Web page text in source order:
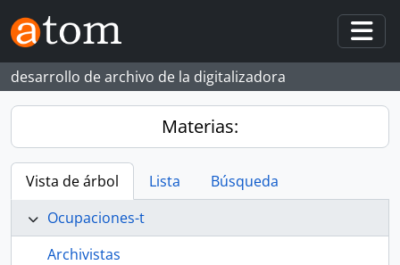
Skip to main content
desarrollo de archivo de la digitalizadora
Materias:
Vista de árbol Lista
Búsqueda
Ocupaciones-t
Archivistas